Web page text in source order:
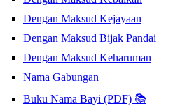
Dengan Maksud Kejayaan
Dengan Maksud Bijak Pandai
Dengan Maksud Keharuman
Nama Gabungan
Buku Nama Bayi (PDF) 📚